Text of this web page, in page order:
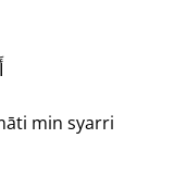
min syarri